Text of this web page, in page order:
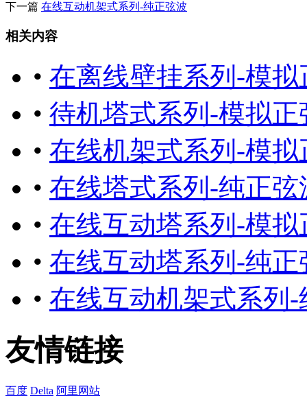
下一篇 在线互动机架式系列-纯正弦波
相关内容
• 在离线壁挂系列-模拟
• 待机塔式系列-模拟正
• 在线机架式系列-模拟
• 在线塔式系列-纯正弦
• 在线互动塔系列-模拟
• 在线互动塔系列-纯正
• 在线互动机架式系列-
友情链接
百度 Delta 阿里网站